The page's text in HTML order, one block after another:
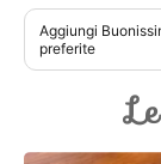
Aggiungi
preferite